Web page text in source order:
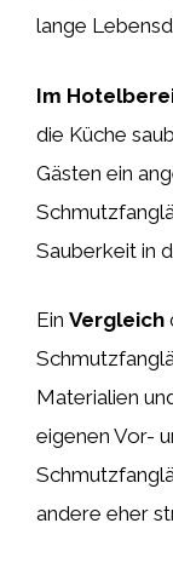
lange
Im
die Küche
Gästen ein
Sauberkeit in
Ein Vergleich
Materialien
eigenen Vor-
andere eher